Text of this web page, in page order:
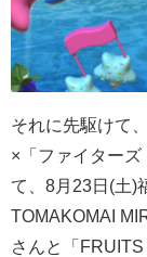
それに先駆けて、
×「ファイター
て、 8 月 23日 (土)
TOMAKOMAI
さんと「